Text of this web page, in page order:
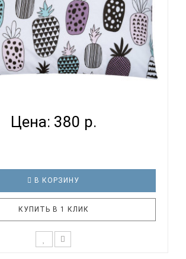
Цена: 380 р.
В КОРЗИНУ
КУПИТЬ В 1 КЛИК